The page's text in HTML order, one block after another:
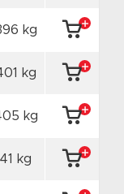
kg
kg
kg
kg